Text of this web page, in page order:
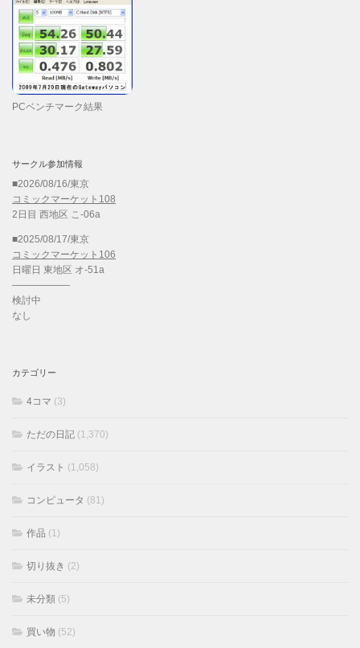
PCベンチマーク結果
サークル参加情報
■2026/08/16/東京
コミックマーケット108
2日目 西地区 こ-06a
■2025/08/17/東京
コミックマーケット106
日曜日 東地区 オ-51a
——————
検討中
なし
カテゴリー
4コマ (3)
ただの日記 (1,370)
イラスト (1,058)
コンピュータ (81)
作品 (1)
切り抜き (2)
未分類 (5)
買い物 (52)